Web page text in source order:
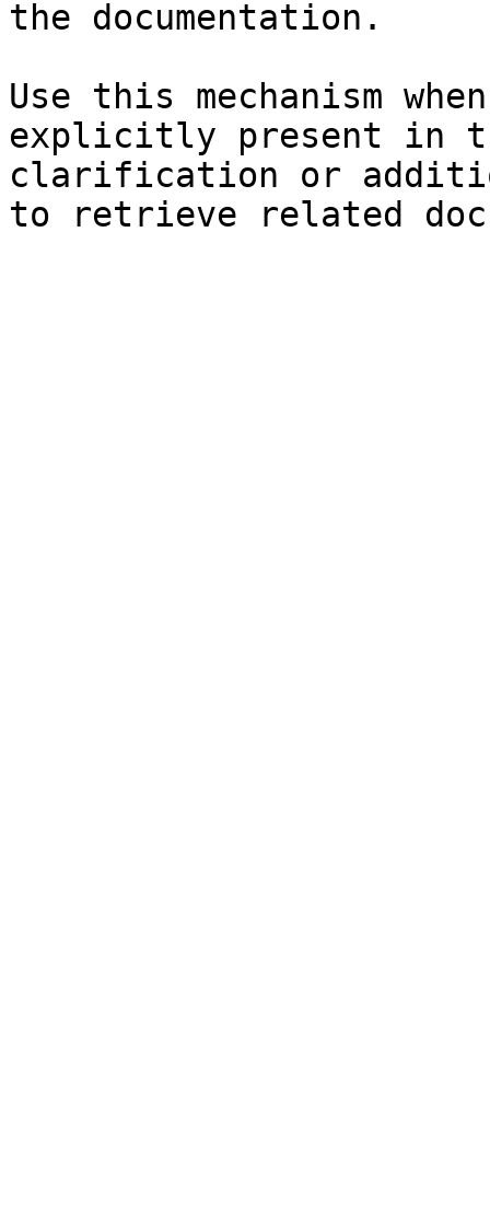
the documentation.
Use this mechanism
explicitly present in
clarification or